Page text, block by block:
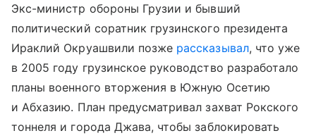
Экс-министр обороны Грузии и бывший
политический соратник грузинского президента
Ираклий Окруашвили позже рассказывал, что уже
в 2005 году грузинское руководство разработало
планы военного вторжения в Южную Осетию
и Абхазию. План предусматривал захват Рокского
тоннеля и города Джава, чтобы заблокировать